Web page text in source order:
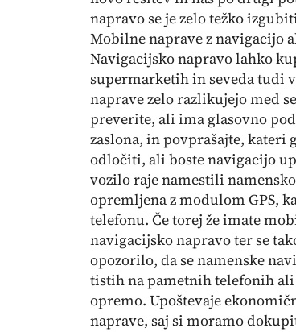
napravo se je zelo težko
Mobilne naprave z navigacijo
Navigacijsko napravo lahko
supermarketih in seveda tudi
naprave zelo razlikujejo med
preverite, ali ima glasovno
zaslona, in povprašajte, kateri
odločiti, ali boste navigacijo
vozilo raje namestili
opremljena z modulom GPS,
telefonu. Če torej že imate
navigacijsko napravo ter se
opozorilo, da se namenske
tistih na pametnih telefonih
opremo. Upoštevaje
naprave, saj si moramo